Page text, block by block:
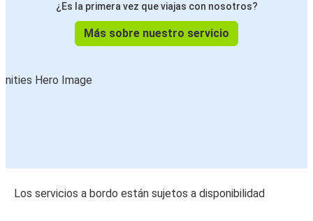
¿Es la primera vez que viajas con nosotros?
Más sobre nuestro servicio
Los servicios a bordo están sujetos a disponibilidad